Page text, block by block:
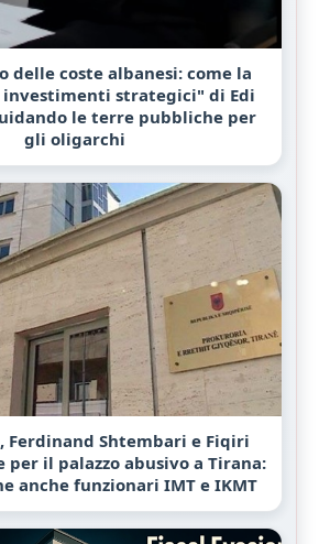
delle coste albanesi: come la
investimenti strategici" di Edi
le terre pubbliche per
gli oligarchi
Ferdinand Shtembari e Fiqiri
per il palazzo abusivo a Tirana:
anche funzionari IMT e IKMT